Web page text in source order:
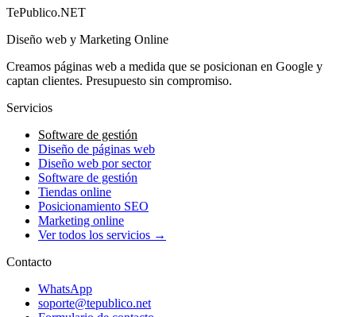
→
TePublico.NET
Diseño web y Marketing Online
Creamos páginas web a medida que se posicionan en Google y
captan clientes. Presupuesto sin compromiso.
Servicios
Software de gestión
Diseño de páginas web
Diseño web por sector
Software de gestión
Tiendas online
Posicionamiento SEO
Marketing online
Ver todos los servicios →
Contacto
WhatsApp
soporte@tepublico.net